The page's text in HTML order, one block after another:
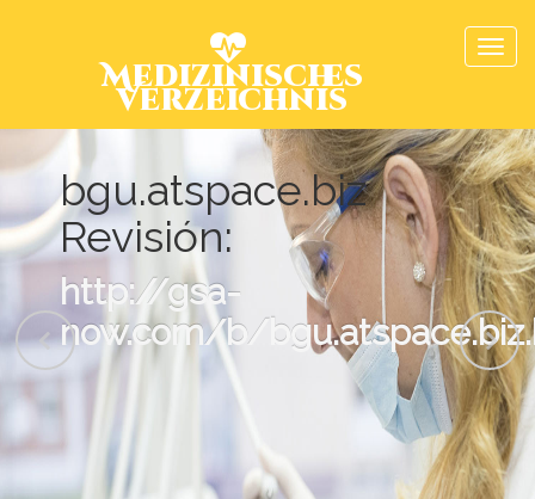
Medizinisches
Verzeichnis
bgu.atspace.biz
Revisión:
http://gsa-
now.com/b/